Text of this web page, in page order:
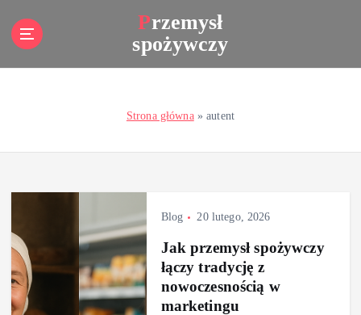
Przemysł
spożywczy
Strona główna»autent
Blog 20 lutego, 2026
Jak przemysł spożywczy
łączy tradycję z
nowoczesnością w
marketingu